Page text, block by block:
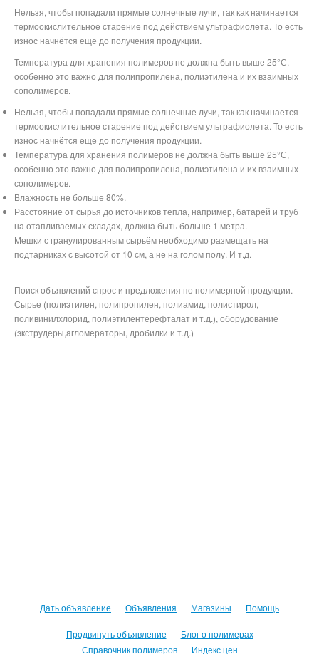
Нельзя, чтобы попадали прямые солнечные лучи, так как начинается
термоокислительное старение под действием ультрафиолета. То есть
износ начнётся еще до получения продукции.
Температура для хранения полимеров не должна быть выше 25°С,
особенно это важно для полипропилена, полиэтилена и их взаимных
сополимеров.
Нельзя, чтобы попадали прямые солнечные лучи, так как начинается
термоокислительное старение под действием ультрафиолета. То есть
износ начнётся еще до получения продукции.
Температура для хранения полимеров не должна быть выше 25°С,
особенно это важно для полипропилена, полиэтилена и их взаимных
сополимеров.
Влажность не больше 80%.
Расстояние от сырья до источников тепла, например, батарей и труб
на отапливаемых складах, должна быть больше 1 метра.
Мешки с гранулированным сырьём необходимо размещать на
подтарниках с высотой от 10 см, а не на голом полу. И т.д.
Поиск объявлений спрос и предложения по полимерной продукции.
Сырье (полиэтилен, полипропилен, полиамид, полистирол,
поливинилхлорид, полиэтилентерефталат и т.д.), оборудование
(экструдеры,агломераторы, дробилки и т.д.)
Дать объявление Объявления Магазины Помощь
Продвинуть объявление
Блог о полимерах
Справочник полимеров
Индекс цен